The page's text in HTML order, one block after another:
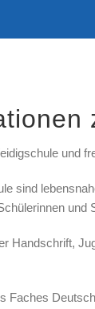
und
sind
und
Handschrift,